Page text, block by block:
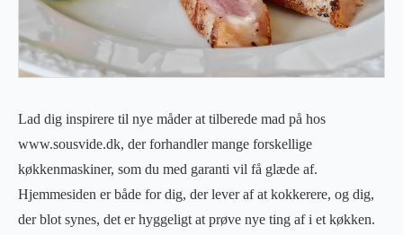
Lad dig inspirere til nye måder at tilberede mad på hos
www.sousvide.dk, der forhandler mange forskellige
køkkenmaskiner, som du med garanti vil få glæde af.
Hjemmesiden er både for dig, der lever af at kokkerere, og dig,
der blot synes, det er hyggeligt at prøve nye ting af i et køkken.